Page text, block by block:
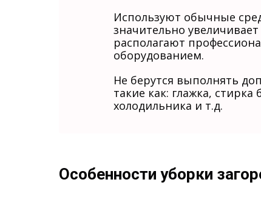
Используют обычные
значительно
располагают
оборудованием.
Не берутся выполнять
такие как: глажка, стирка
холодильника и т.д.
Особенности уборки